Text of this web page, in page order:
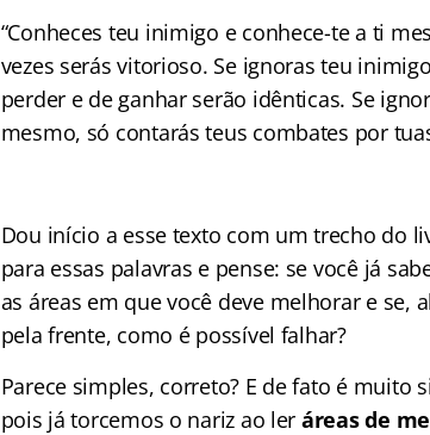
“Conheces teu inimigo e conhece-te a ti
vezes serás vitorioso. Se ignoras teu
perder e de ganhar serão idênticas. Se
mesmo, só contarás teus combates por
Dou início a esse texto com um trecho do
para essas palavras e pense: se você já
as áreas em que você deve melhorar e se,
pela frente, como é possível falhar?
Parece simples, correto? E de fato é
pois já torcemos o nariz ao ler áreas de